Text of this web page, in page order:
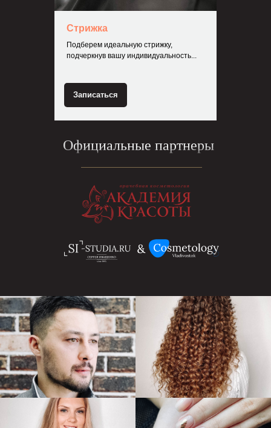
Стрижка
Подберем идеальную стрижку,
подчеркнув вашу индивидуальность...
Записаться
Официальные партнеры